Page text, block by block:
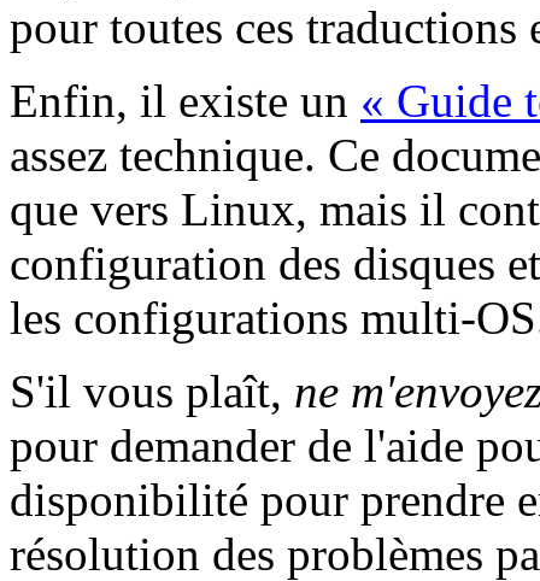
pour toutes ces traductions
Enfin, il existe un « Guide
assez technique. Ce
que vers Linux, mais il
configuration des disques
les configurations multi-
S'il vous plaît, ne
pour demander de l'aide
disponibilité pour prendre
résolution des problèmes